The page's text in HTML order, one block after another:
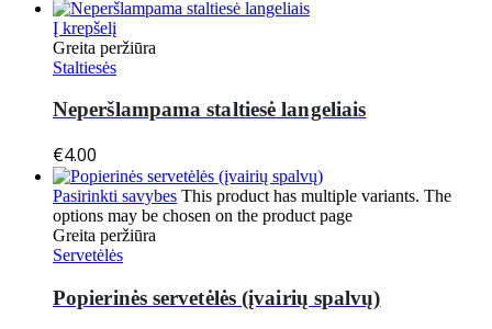
Į krepšelį
Greita peržiūra
Staltiesės
Neperšlampama staltiesė langeliais
€4.00
Pasirinkti savybes This product has multiple variants. The
options may be chosen on the product page
Greita peržiūra
Servetėlės
Popierinės servetėlės (įvairių spalvų)